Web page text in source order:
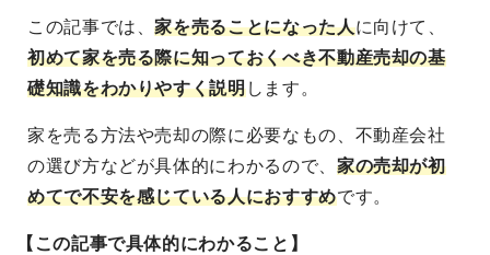
この記事では、家を売ることになった人に向けて
初めて家を売る際に知っておくべき不動産売却の基
礎知識をわかりやすく説明します。
家を売る方法や売却の際に必要なもの、不動産会社
の選び方などが具体的にわかるので、 家の売却が初
めてで不安を感じている人におすすめです。
【この記事で具体的にわかること】